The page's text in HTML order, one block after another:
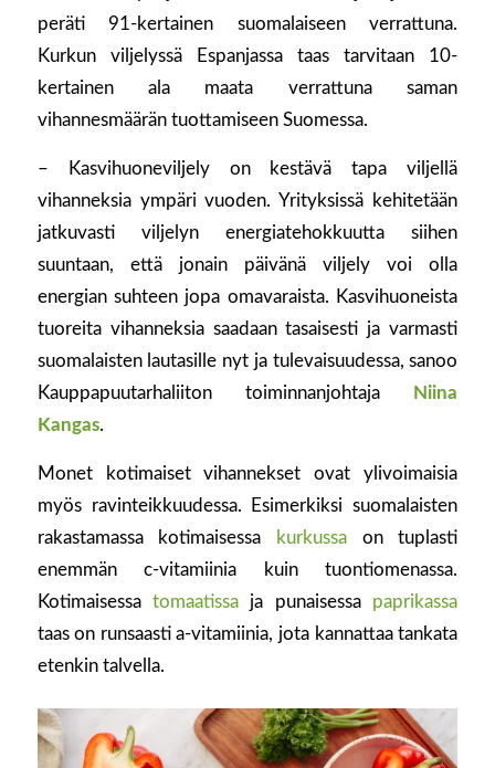
peräti 91-kertainen suomalaiseen verrattuna.
Kurkun viljelyssä Espanjassa taas tarvitaan 10-
kertainen ala maata verrattuna saman
vihannesmäärän tuottamiseen Suomessa.
– Kasvihuoneviljely on kestävä tapa viljellä
vihanneksia ympäri vuoden. Yrityksissä kehitetään
jatkuvasti viljelyn energiatehokkuutta siihen
suuntaan, että jonain päivänä viljely voi olla
energian suhteen jopa omavaraista. Kasvihuoneista
tuoreita vihanneksia saadaan tasaisesti ja varmasti
suomalaisten lautasille nyt ja tulevaisuudessa, sanoo
Kauppapuutarhaliiton toiminnanjohtaja
Niina
Kangas.
Monet kotimaiset vihannekset ovat ylivoimaisia
myös ravinteikkuudessa. Esimerkiksi suomalaisten
rakastamassa kotimaisessa
kurkussa on tuplasti
enemmän c-vitamiinia kuin tuontiomenassa.
Kotimaisessatomaatissa ja punaisessa paprikassa
taas on runsaasti a-vitamiinia, jota kannattaa tankata
etenkin talvella.